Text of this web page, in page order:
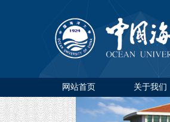
网站首页 关于我们